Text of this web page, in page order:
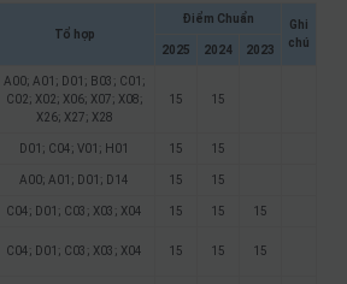
Tổ hợp
Điểm Chuẩn
Ghi
chú
2025 2024 2023
A00; A01; D01; B03; C01;
C02; X02; X06; X07; X08;
X26; X27; X28
15 15
D01; C04; V01; H01 15 15
A00; A01; D01; D14 15 15
C04; D01; C03; X03; X04 15 15 15
C04; D01; C03; X03; X04 15 15 15